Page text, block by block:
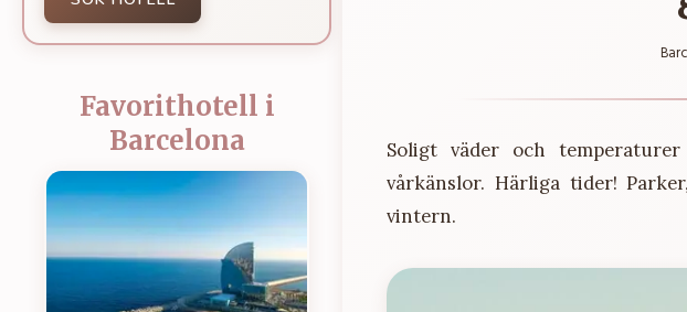
Favorithotell i
Barcelona
Soligt väder och
vårkänslor. Härliga tider!
vintern.